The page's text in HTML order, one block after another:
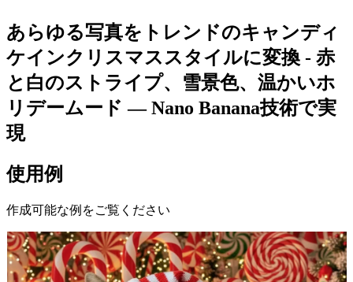
あらゆる写真をトレンドのキャンディ
ケインクリスマススタイルに変換 - 赤
と白のストライプ、雪景色、温かいホ
リデームード — Nano Banana技術で実
現
使用例
作成可能な例をご覧ください